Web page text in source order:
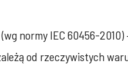
normy IEC 60456-
od rzeczywistych